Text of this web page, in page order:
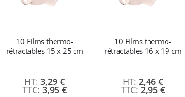
10 Films thermo-
rétractables 15 x 25 cm
3,95 €
3,29 €
10 Films thermo-
rétractables 16 x 19 cm
2,95 €
2,46 €